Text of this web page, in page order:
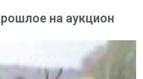
на аукцион